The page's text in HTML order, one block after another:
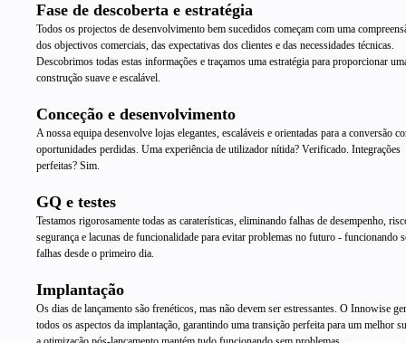
Fase de descoberta e estratégia
Todos os projectos de desenvolvimento bem sucedidos começam com uma
dos objectivos comerciais, das expectativas dos clientes e das necessidades técnicas.
Descobrimos todas estas informações e traçamos uma estratégia para proporcionar
construção suave e escalável.
Conceção e desenvolvimento
A nossa equipa desenvolve lojas elegantes, escaláveis e orientadas para a conversão
oportunidades perdidas. Uma experiência de utilizador nítida? Verificado. Integrações
perfeitas? Sim.
GQ e testes
Testamos rigorosamente todas as caraterísticas, eliminando falhas de desempenho,
segurança e lacunas de funcionalidade para evitar problemas no futuro - funcionando
falhas desde o primeiro dia.
Implantação
Os dias de lançamento são frenéticos, mas não devem ser estressantes. O Innowise
todos os aspectos da implantação, garantindo uma transição perfeita para um melhor